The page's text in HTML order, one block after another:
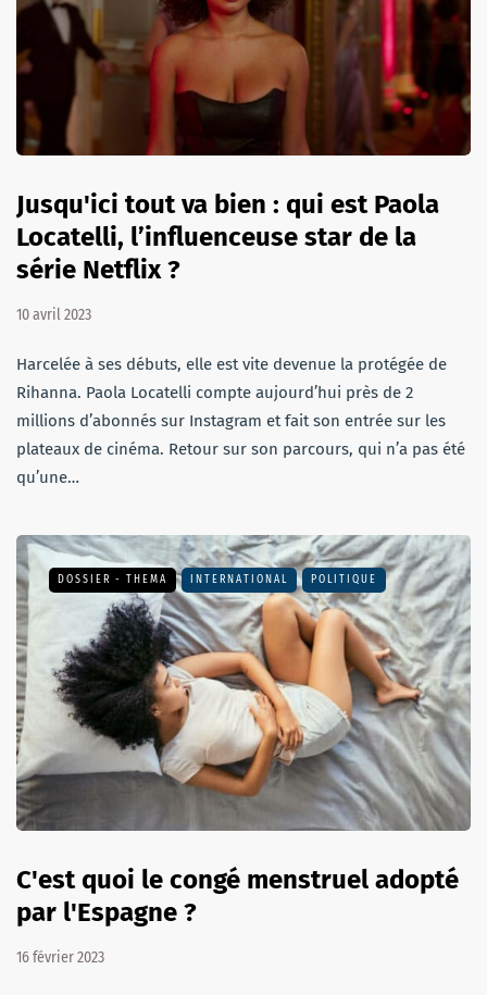
Jusqu'ici tout va bien : qui est Paola
Locatelli, l’influenceuse star de la
série Netflix ?
10 avril 2023
Harcelée à ses débuts, elle est vite devenue la protégée de
Rihanna. Paola Locatelli compte aujourd’hui près de 2
millions d’abonnés sur Instagram et fait son entrée sur les
plateaux de cinéma. Retour sur son parcours, qui n’a pas été
qu’une…
DOSSIER - THEMA INTERNATIONAL POLITIQUE
C'est quoi le congé menstruel adopté
par l'Espagne ?
16 février 2023